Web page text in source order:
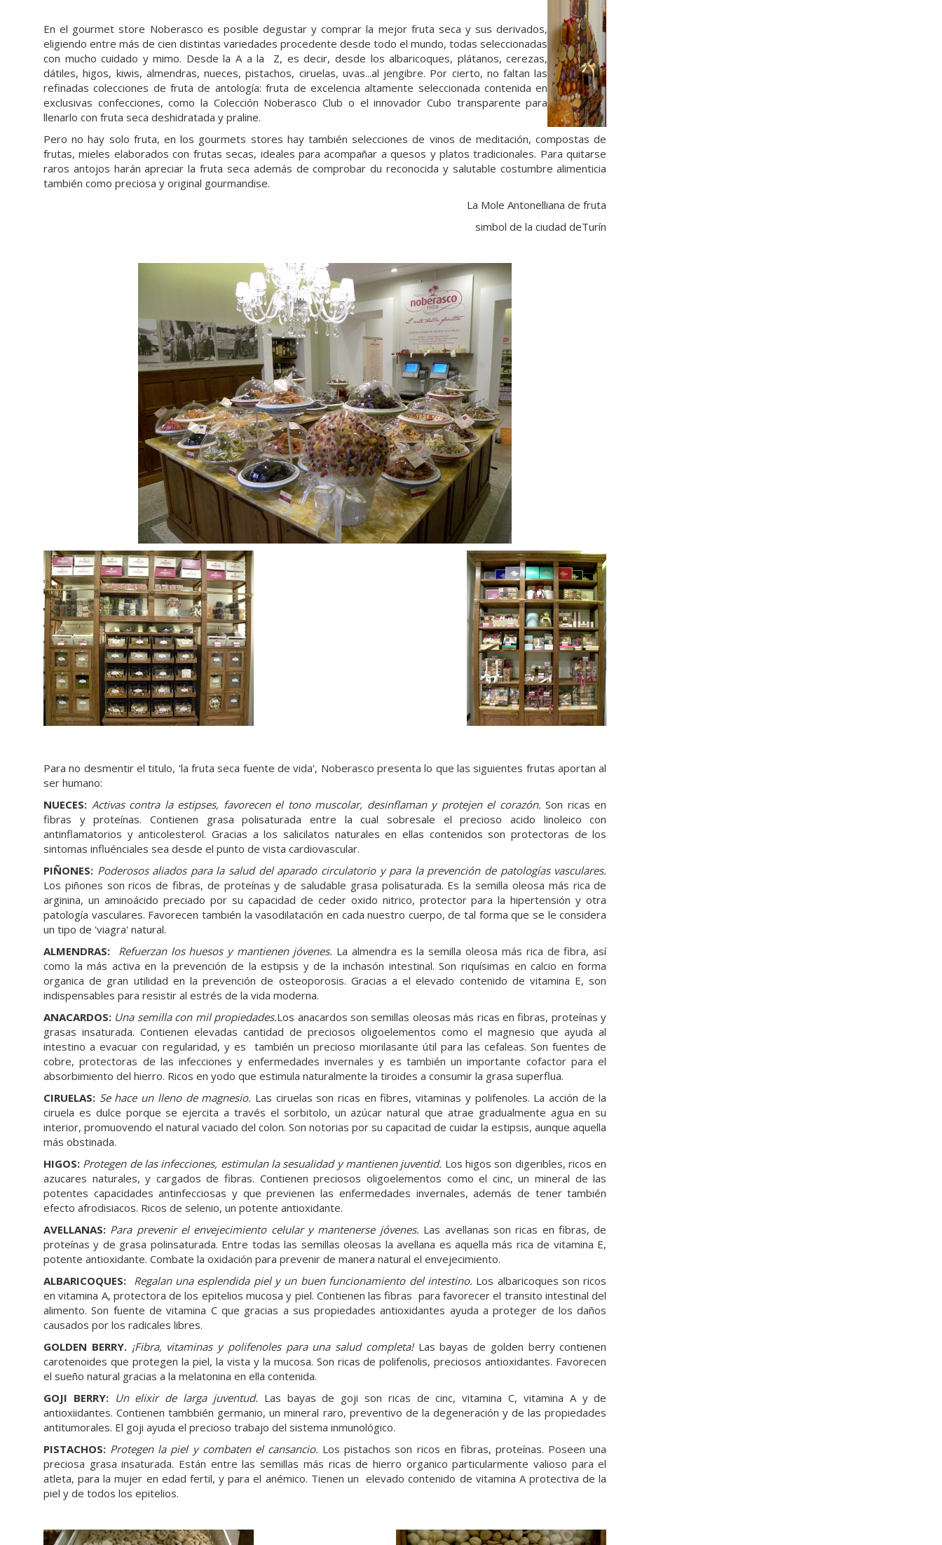
En el gourmet store Noberasco es posible degustar y comprar la mejor fruta seca y sus derivados,
eligiendo entre más de cien distintas variedades procedente desde todo el mundo, todas seleccionadas
con mucho cuidado y mimo. Desde la A a la Z, es decir, desde los albaricoques, plátanos, cerezas,
dátiles, higos, kiwis, almendras, nueces, pistachos, ciruelas, uvas...al jengibre. Por cierto, no faltan las
refinadas colecciones de fruta de antología: fruta de excelencia altamente seleccionada contenida en
exclusivas confecciones, como la Colección Noberasco Club o el innovador Cubo transparente para
llenarlo con fruta seca deshidratada y praline.
Pero no hay solo fruta, en los gourmets stores hay también selecciones de vinos de meditación, compostas de
frutas, mieles elaborados con frutas secas, ideales para acompañar a quesos y platos tradicionales. Para quitarse
raros antojos harán apreciar la fruta seca además de comprobar du reconocida y salutable costumbre alimenticia
también como preciosa y original gourmandise.
La Mole Antonelliana de fruta
simbol de la ciudad deTurín
Para no desmentir el titulo, 'la fruta seca fuente de vida', Noberasco presenta lo que las siguientes frutas aportan al
ser humano:
NUECES: Activas contra la estipses, favorecen el tono muscolar, desinflaman y protejen el corazón.Son ricas en
fibras y proteínas. Contienen grasa polisaturada entre la cual sobresale el precioso acido linoleico con
antinflamatorios y anticolesterol. Gracias a los salicilatos naturales en ellas contenidos son protectoras de los
sintomas influénciales sea desde el punto de vista cardiovascular.
PIÑONES: Poderosos aliados para la salud del aparado circulatorio y para la prevención de patologías vasculares.
Los piñones son ricos de fibras, de proteínas y de saludable grasa polisaturada. Es la semilla oleosa más rica de
arginina, un aminoácido preciado por su capacidad de ceder oxido nitrico, protector para la hipertensión y otra
patología vasculares. Favorecen también la vasodilatación en cada nuestro cuerpo, de tal forma que se le considera
un tipo de 'viagra' natural.
ALMENDRAS: Refuerzan los huesos y mantienen jóvenes. La almendra es la semilla oleosa más rica de fibra, así
como la más activa en la prevención de la estipsis y de la inchasón intestinal. Son riquísimas en calcio en forma
organica de gran utilidad en la prevención de osteoporosis. Gracias a el elevado contenido de vitamina E, son
indispensables para resistir al estrés de la vida moderna.
ANACARDOS: Una semilla con mil propiedades.Los anacardos son semillas oleosas más ricas en fibras, proteínas y
grasas insaturada. Contienen elevadas cantidad de preciosos oligoelementos como el magnesio que ayuda al
intestino a evacuar con regularidad, y es también un precioso miorilasante útil para las cefaleas. Son fuentes de
cobre, protectoras de las infecciones y enfermedades invernales y es también un importante cofactor para el
absorbimiento del hierro. Ricos en yodo que estimula naturalmente la tiroides a consumir la grasa superflua.
CIRUELAS: Se hace un lleno de magnesio. Las ciruelas son ricas en fibres, vitaminas y polifenoles. La acción de la
ciruela es dulce porque se ejercita a través el sorbitolo, un azúcar natural que atrae gradualmente agua en su
interior, promuovendo el natural vaciado del colon. Son notorias por su capacitad de cuidar la estipsis, aunque aquella
más obstinada.
HIGOS: Protegen de las infecciones, estimulan la sesualidad y mantienen juventid. Los higos son digeribles, ricos en
azucares naturales, y cargados de fibras. Contienen preciosos oligoelementos como el cinc, un mineral de las
potentes capacidades antinfecciosas y que previenen las enfermedades invernales, además de tener también
efecto afrodisiacos. Ricos de selenio, un potente antioxidante.
AVELLANAS: Para prevenir el envejecimiento celular y mantenerse jóvenes. Las avellanas son ricas en fibras, de
proteínas y de grasa polinsaturada. Entre todas las semillas oleosas la avellana es aquella más rica de vitamina E,
potente antioxidante. Combate la oxidación para prevenir de manera natural el envejecimiento.
ALBARICOQUES: Regalan una esplendida piel y un buen funcionamiento del intestino. Los albaricoques son ricos
en vitamina A, protectora de los epitelios mucosa y piel. Contienen las fibras para favorecer el transito intestinal del
alimento. Son fuente de vitamina C que gracias a sus propiedades antioxidantes ayuda a proteger de los daños
causados por los radicales libres.
GOLDEN BERRY. ¡Fibra, vitaminas y polifenoles para una salud completa! Las bayas de golden berry contienen
carotenoides que protegen la piel, la vista y la mucosa. Son ricas de polifenolis, preciosos antioxidantes. Favorecen
el sueño natural gracias a la melatonina en ella contenida.
GOJI BERRY: Un elixir de larga juventud. Las bayas de goji son ricas de cinc, vitamina C, vitamina A y de
antioxiidantes. Contienen tambbién germanio, un mineral raro, preventivo de la degeneración y de las propiedades
antitumorales. El goji ayuda el precioso trabajo del sistema inmunológico.
PISTACHOS: Protegen la piel y combaten el cansancio. Los pistachos son ricos en fibras, proteínas. Poseen una
preciosa grasa insaturada. Están entre las semillas más ricas de hierro organico particularmente valioso para el
atleta, para la mujer en edad fertil, y para el anémico. Tienen un elevado contenido de vitamina A protectiva de la
piel y de todos los epitelios.